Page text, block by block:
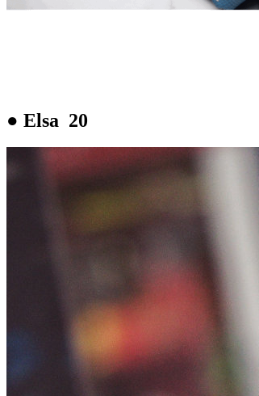
● Elsa 20